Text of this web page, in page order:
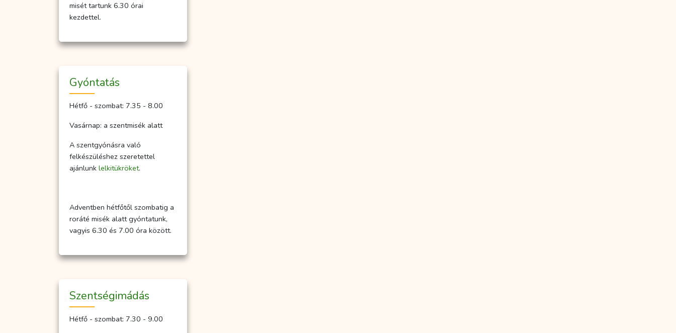
misét tartunk 6.30 órai
kezdettel.
Gyóntatás
Hétfő - szombat: 7.35 - 8.00
Vasárnap: a szentmisék alatt
A szentgyónásra való
felkészüléshez szeretettel
ajánlunk lelkitükröket.
Adventben hétfőtől szombatig a
roráté misék alatt gyóntatunk,
vagyis 6.30 és 7.00 óra között.
Szent­ség­imá­dás
Hétfő - szombat: 7.30 - 9.00